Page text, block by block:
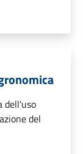
dell'uso
del